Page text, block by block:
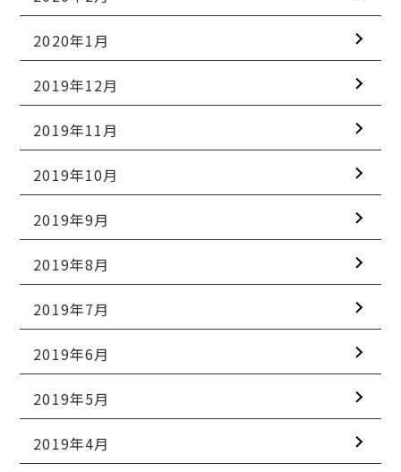
2020年1月
2019年12月
2019年11月
2019年10月
2019年9月
2019年8月
2019年7月
2019年6月
2019年5月
2019年4月